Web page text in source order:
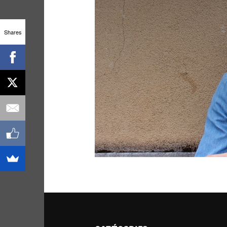
Site de WordPress-FR
ARCHIVES
ARCHIVES
Shares